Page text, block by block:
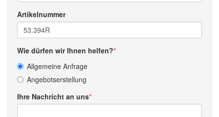
Artikelnummer
Wie dürfen wir Ihnen helfen?
Allgemeine Anfrage
Angebotserstellung
Ihre Nachricht an uns